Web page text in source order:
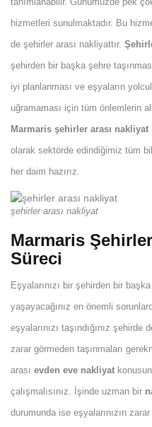
hizmetleri sunulmaktadır. Bu
de şehirler arası nakliyattır.
şehirden bir başka şehre
iyi planlanması ve eşyaların
uğramaması için tüm önlemlerin
Marmaris şehirler arası nakliyat
olarak sektörde edindiğimiz tüm
her daim hazırız.
şehirler arası nakliyat
Marmaris
Süreci
Eşyalarınızı bir şehirden bir
yaşayacağınız en önemli
eşyalarınızı taşındığınız
zarar görmeden taşınmaları
arası evden eve nakliyat
çalışmalısınız. İşinde uzman bir
durumunda ise eşyalarınızın